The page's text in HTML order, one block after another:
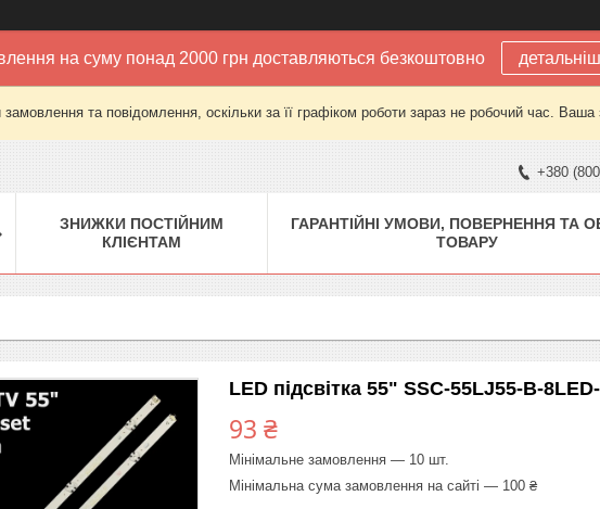
на суму понад 2000 грн доставляються безкоштовно
та повідомлення, оскільки за її графіком роботи зараз не робочий час.
+380
ЗНИЖКИ ПОСТІЙНИМ
КЛІЄНТАМ
ГАРАНТІЙНІ УМОВИ, ПОВЕРНЕННЯ ТА
ТОВАРУ
LED підсвітка 55" SSC-55LJ55-B-
93 ₴
Мінімальне замовлення — 10 шт.
Мінімальна сума замовлення на сайті — 100 ₴